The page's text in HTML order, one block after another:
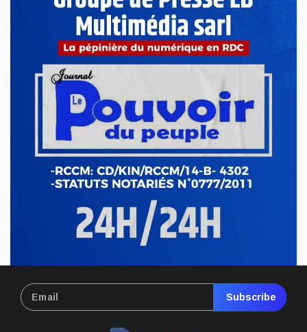
sur une perte possible de 125 000
tonnes en 2026
Avr 23, 2026
ECONOMIE & FINANCES
Ituri : le gouvernement sévit contre
l’exploitation illégale de l’or à Mahagi
Avr 21, 2026
ECONOMIE & FINANCES
RDC : hausse du prix de carburant,
nouvelle pression sur le pouvoir d’achat
Subscribe